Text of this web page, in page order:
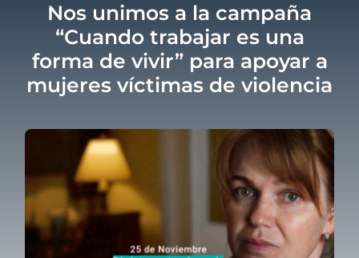
Quiénes somos
Servicios
Gestión Responsable
Blog
Nos unimos a la campaña
“Cuando trabajar es una
forma de vivir” para apoyar a
mujeres víctimas de violencia